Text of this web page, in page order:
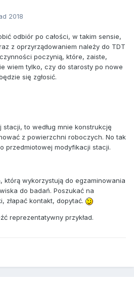
2018
odbiór po całości, w takim sensie,
z oprzyrządowaniem należy do TDT
czynności poczynią, które, zaiste,
wiem tylko, czy do starosty po nowe
się zgłosić.
to według mnie konstrukcję
z powierzchni roboczych. No tak
przedmiotowej modyfikacji stacji.
którą wykorzystują do egzaminowania
do badań. Poszukać na
złapać kontakt, dopytać.
reprezentatywny przykład.